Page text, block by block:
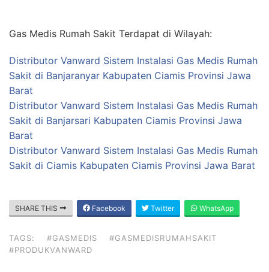
Gas Medis Rumah Sakit Terdapat di Wilayah:
Distributor Vanward Sistem Instalasi Gas Medis Rumah
Sakit di Banjaranyar Kabupaten Ciamis Provinsi Jawa
Barat
Distributor Vanward Sistem Instalasi Gas Medis Rumah
Sakit di Banjarsari Kabupaten Ciamis Provinsi Jawa
Barat
Distributor Vanward Sistem Instalasi Gas Medis Rumah
Sakit di Ciamis Kabupaten Ciamis Provinsi Jawa Barat
SHARE THIS Facebook Twitter WhatsApp
TAGS: #GASMEDIS
#GASMEDISRUMAHSAKIT
#PRODUKVANWARD